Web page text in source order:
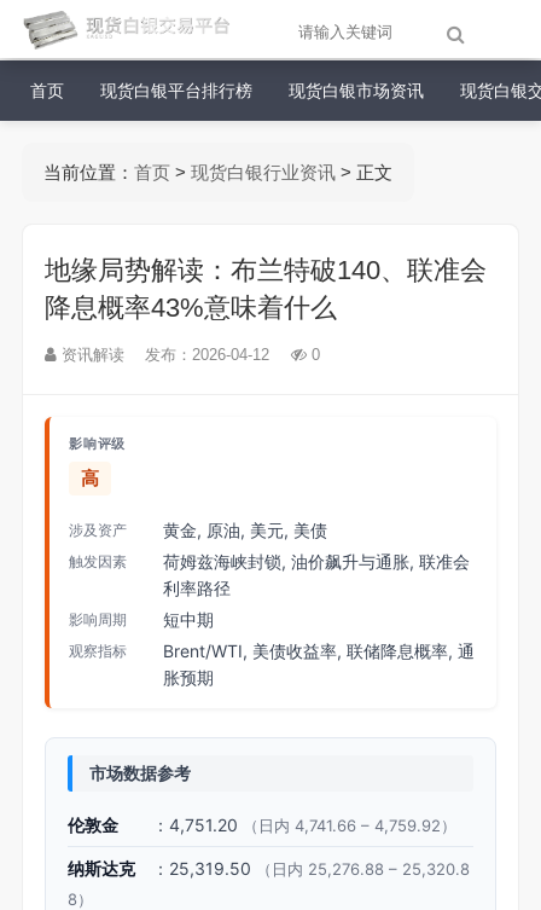
首页 现货白银平台排行榜 现货白银市场资讯 现货白银
当前位置： 首页> 现货白银行业资讯> 正文
地缘局势解读：布兰特破140、联准会
降息概率43%意味着什么
资讯解读 发布：2026-04-12 0
影响评级
高
涉及资产 黄金, 原油, 美元, 美债
触发因素
荷姆兹海峡封锁, 油价飙升与通胀, 联准会
利率路径
影响周期 短中期
观察指标
Brent/WTI, 美债收益率, 联储降息概率, 通
胀预期
市场数据参考
伦敦金 ：4,751.20 （日内 4,741.66 – 4,759.92）
纳斯达克 ：25,319.50
（日内 25,276.88 – 25,320.8
8）